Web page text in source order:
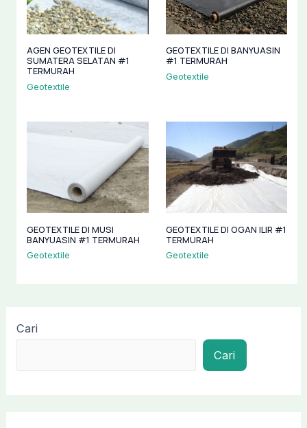
AGEN GEOTEXTILE DI
SUMATERA SELATAN #1
TERMURAH
Geotextile
GEOTEXTILE DI BANYUASIN
#1 TERMURAH
Geotextile
GEOTEXTILE DI MUSI
BANYUASIN #1 TERMURAH
Geotextile
GEOTEXTILE DI OGAN ILIR #1
TERMURAH
Geotextile
Cari
Cari